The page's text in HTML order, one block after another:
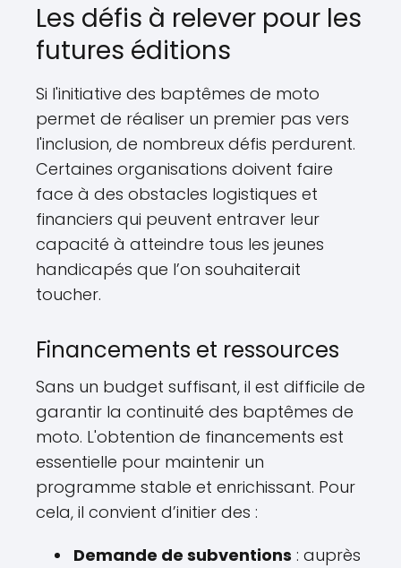
Les défis à relever pour les
futures éditions
Si l'initiative des baptêmes de moto
permet de réaliser un premier pas vers
l'inclusion, de nombreux défis perdurent.
Certaines organisations doivent faire
face à des obstacles logistiques et
financiers qui peuvent entraver leur
capacité à atteindre tous les jeunes
handicapés que l’on souhaiterait
toucher.
Financements et ressources
Sans un budget suffisant, il est difficile de
garantir la continuité des baptêmes de
moto. L'obtention de financements est
essentielle pour maintenir un
programme stable et enrichissant. Pour
cela, il convient d’initier des :
Demande de subventions : auprès